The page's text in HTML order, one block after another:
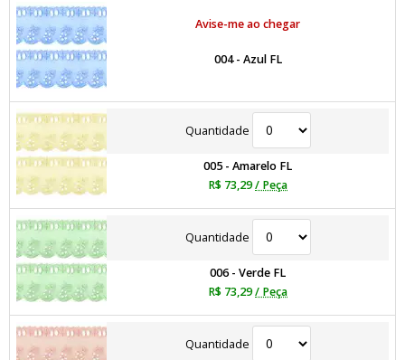
Avise-me ao chegar
004 - Azul FL
Quantidade
005 - Amarelo FL
R$ 73,29/ Peça
Quantidade
006 - Verde FL
R$ 73,29/ Peça
Quantidade